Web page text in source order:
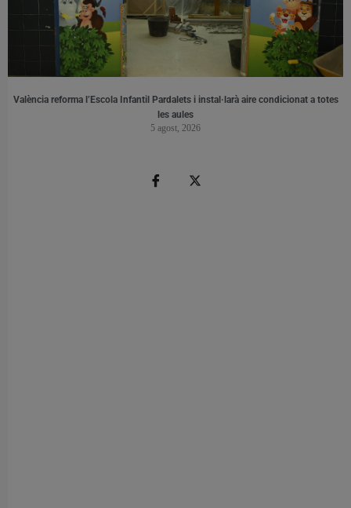
València reforma l’Escola Infantil Pardalets i instal·larà aire condicionat a totes
les aules
5 agost, 2026